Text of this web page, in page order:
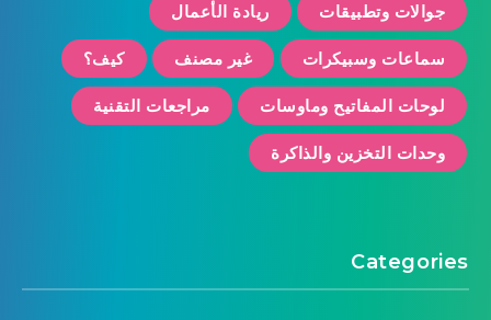
جوالات وتطبيقات ريادة الأعمال
سماعات وسبيكرات غير مصنف كيف؟
لوحات المفاتيح وماوسات مراجعات التقنية
وحدات التخزين والذاكرة
Categories